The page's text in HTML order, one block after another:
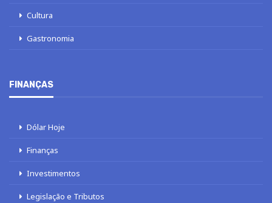
Cultura
Gastronomia
FINANÇAS
Dólar Hoje
Finanças
Investimentos
Legislação e Tributos